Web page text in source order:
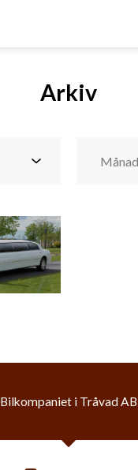
Arkiv
Bilkompaniet i Tråvad AB